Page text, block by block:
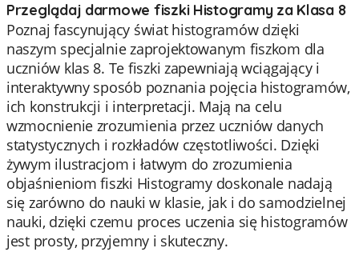
Przeglądaj darmowe fiszki Histogramy za Klasa 8
Poznaj fascynujący świat histogramów dzięki
naszym specjalnie zaprojektowanym fiszkom dla
uczniów klas 8. Te fiszki zapewniają wciągający i
interaktywny sposób poznania pojęcia histogramów,
ich konstrukcji i interpretacji. Mają na celu
wzmocnienie zrozumienia przez uczniów danych
statystycznych i rozkładów częstotliwości. Dzięki
żywym ilustracjom i łatwym do zrozumienia
objaśnieniom fiszki Histogramy doskonale nadają
się zarówno do nauki w klasie, jak i do samodzielnej
nauki, dzięki czemu proces uczenia się histogramów
jest prosty, przyjemny i skuteczny.